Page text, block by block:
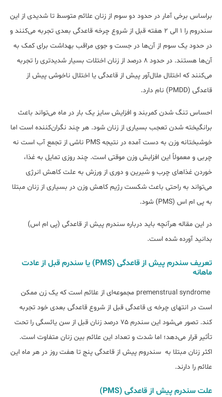
براساس برخی آمار در حدود دو سوم از زنان علائم متوسط تا شدیدی از این
سندروم را 1 الی 2 هفته قبل از شروع چرخه قاعدگی بعدی تجربه می‌کنند و
در حدود یک سوم از آن‌ها در جست و جوی مراقب بهداشت برای کمک به
آن‌ها هستند. در حدود 8 درصد از زنان اختلات بسیار شدیدتری را تجربه
می‌کنند که اختلال ملال‌آور پیش از قاعدگی یا اختلال ناخوشی پیش از
قاعدگی (PMDD) نام دارد.
احساس تنگ شدن کمربند و افزایش سایز یک بار در ماه می‌تواند باعث
برانگیخته شدن تعجب بسیاری از زنان شود. هر چند نگران‌کننده است اما
خوشبختانه وزن به دست آمده در نتیجه PMS ناشی از تجمع آب است نه
چربی و معمولاً این افزایش وزن موقتی است. چند روزی تمایل به غذا،
خوردن غذاهای چرب و شیرین و دوری از ورزش به علت کاهش انرژی
می‌تواند به راحتی باعث شکست رژیم کاهش وزن در بسیاری از زنان مبتلا
به پی ام اس (PMS) شود.
در این مقاله هرآنچه باید درباره سندرم پیش از قاعدگی (پی ام اس)
بدانید آورده شده است.
تعریف سندرم پیش از قاعدگی (PMS) یا سندرم قبل از عادت
ماهانه
premenstrual syndrome مجموعه‌ای از علائم است که یک زن ممکن
است در انتهای چرخه ی قاعدگی قبل از شروع قاعدگی بعدی خود تجربه
کند. تصور می‌شود این سندرم 75 درصد زنان قبل از سن یائسگی را تحت
تأثیر قرار می‌دهد؛ اما شدت و تعداد این علائم بین زنان متفاوت است.
اکثر زنان مبتلا به سندروم پیش از قاعدگی پنج تا هفت روز در هر ماه این
علائم را دارند.
علت سندرم پیش از قاعدگی (PMS)